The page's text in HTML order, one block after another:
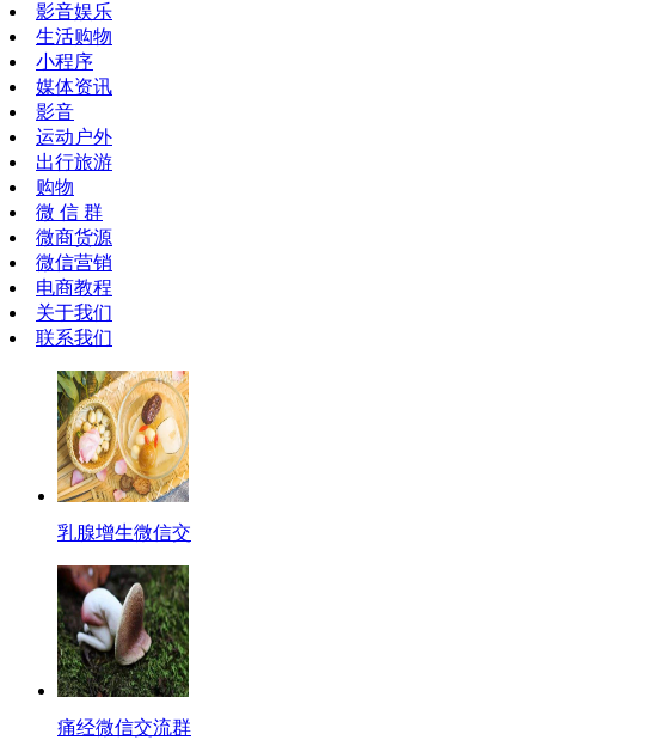
影音娱乐
生活购物
小程序
媒体资讯
影音
运动户外
出行旅游
购物
微 信 群
微商货源
微信营销
电商教程
关于我们
联系我们
乳腺增生微信交
痛经微信交流群